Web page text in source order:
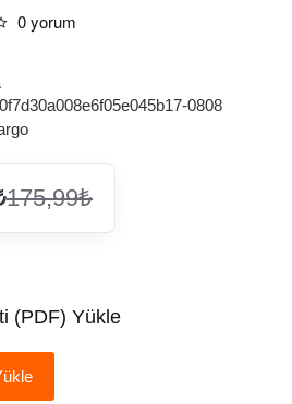
0 yorum
0808
175,99₺
(PDF) Yükle